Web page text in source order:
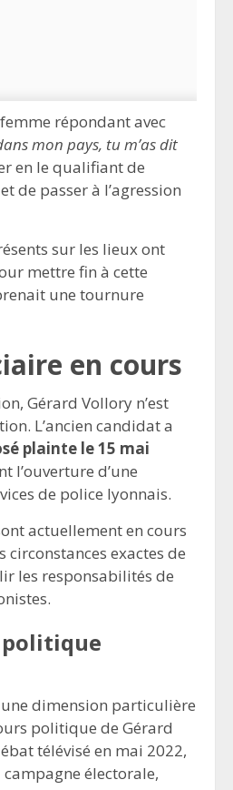
répondant avec
mon pays, tu m’as dit
en le qualifiant de
et de passer à l’agression
sur les lieux ont
mettre fin à cette
une tournure
en cours
Gérard Vollory n’est
L’ancien candidat a
plainte le 15 mai
l’ouverture d’une
de police lyonnais.
actuellement en cours
exactes de
les responsabilités de
dimension particulière
politique de Gérard
télévisé en mai 2022,
électorale,